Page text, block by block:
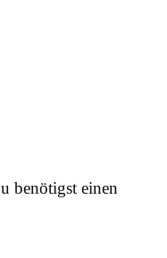
benötigst einen